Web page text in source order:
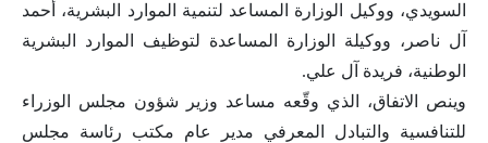
السويدي، ووكيل الوزارة المساعد لتنمية الموارد البشرية، أحمد
آل ناصر، ووكيلة الوزارة المساعدة لتوظيف الموارد البشرية
الوطنية، فريدة آل علي.
وينص الاتفاق، الذي وقّعه مساعد وزير شؤون مجلس الوزراء
للتنافسية والتبادل المعرفي مدير عام مكتب رئاسة مجلس